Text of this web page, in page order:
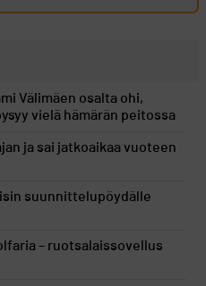
Välimäen osalta ohi,
vielä hämärän peitossa
ja sai jatkoaikaa vuoteen
suunnittelupöydälle
– ruotsalaissovellus